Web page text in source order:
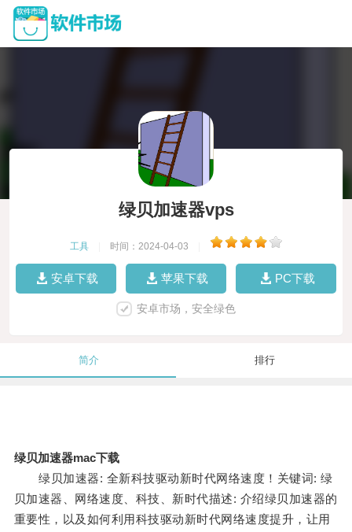
绿贝加速器vps
工具 时间：2024-04-03
安卓下载 苹果下载 PC下载
安卓市场，安全绿色
简介 排行
绿贝加速器mac下载
绿贝加速器: 全新科技驱动新时代网络速度！关键词: 绿
贝加速器、网络速度、科技、新时代描述: 介绍绿贝加速器的
重要性，以及如何利用科技驱动新时代网络速度提升，让用